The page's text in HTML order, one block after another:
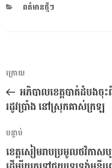
CATEGORIES
ពត៌មានថ្មីៗ
ការ​
នាំទិស​
ប្រកាស
អត្ថបទ
មុន
ក្រោយ
អភិបាលខេត្តបាត់ដំបងចុះពិ
រដូវប្រាំង នៅស្រុកគាស់ក្រឡ
អត្ថបទ
បន្ទាប់
បន្ទាប់
ខេត្តសៀមរាប​ប្រមូលថវិកាស